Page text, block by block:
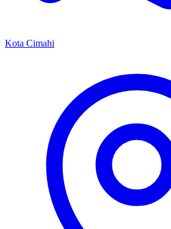
Kota Cimahi